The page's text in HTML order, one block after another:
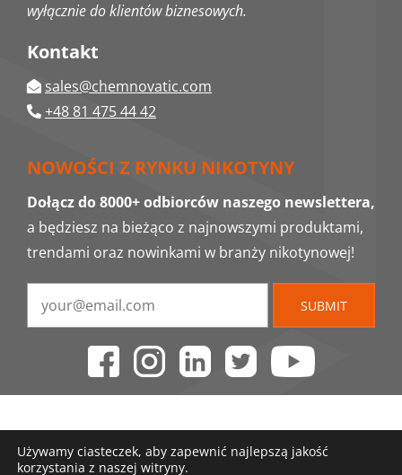
wyłącznie do klientów biznesowych.
Kontakt
sales@chemnovatic.com
+48 81 475 44 42
NOWOŚCI Z RYNKU NIKOTYNY
Dołącz do 8000+ odbiorców naszego newslettera,
a będziesz na bieżąco z najnowszymi produktami,
trendami oraz nowinkami w branży nikotynowej!
SUBMIT
Używamy ciasteczek, aby zapewnić najlepszą jakość
korzystania z naszej witryny.